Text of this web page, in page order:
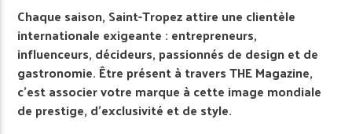
Chaque saison, Saint-Tropez attire une clientèle
internationale exigeante : entrepreneurs,
influenceurs, décideurs, passionnés de design et de
gastronomie. Être présent à travers THE Magazine,
c’est associer votre marque à cette image mondiale
de prestige, d’exclusivité et de style.